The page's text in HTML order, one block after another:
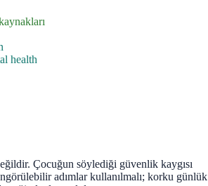
health
Çocuğun söylediği güvenlik kaygısı
adımlar kullanılmalı; korku günlük